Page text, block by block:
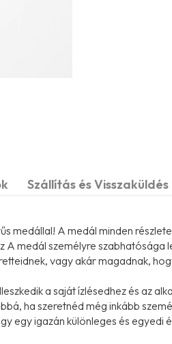
Szállítás és Visszaküldés
medállal! A medál minden
medál személyre szabhatósága
vagy akár magadnak,
a saját ízlésedhez és az
ha szeretnéd még inkább
egy igazán különleges és egyedi